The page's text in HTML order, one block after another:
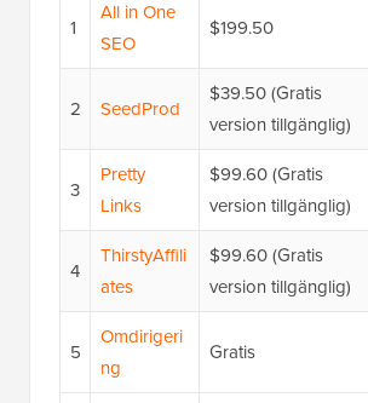
1
All in One
SEO
$199.50
2 SeedProd
$39.50 (Gratis
version tillgänglig)
3
Pretty
Links
$99.60 (Gratis
version tillgänglig)
4
ThirstyAffili
ates
$99.60 (Gratis
version tillgänglig)
5
Omdirigeri
ng
Gratis